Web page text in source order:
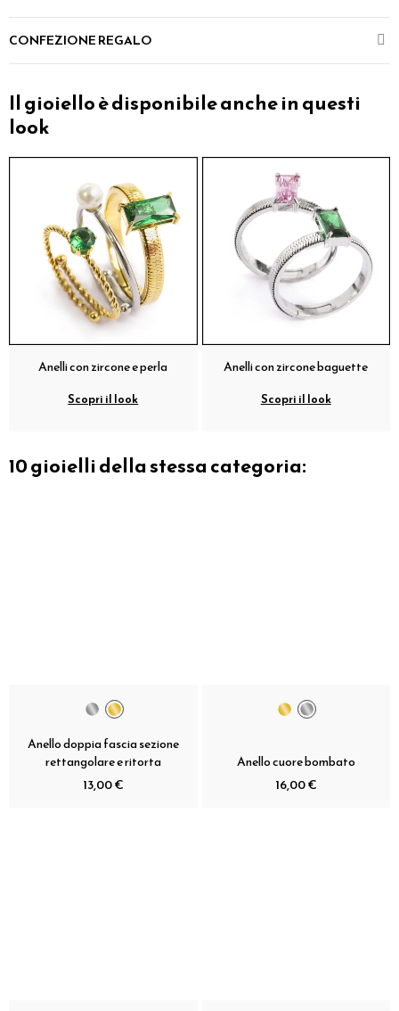
CONFEZIONE REGALO
Il gioiello è disponibile anche in questi
look
Anelli con zircone e perla
Scopri il look
Anelli con zircone baguette
Scopri il look
10 gioielli della stessa categoria:
Anello doppia fascia sezione
rettangolare e ritorta
13,00 €
Anello cuore bombato
16,00 €